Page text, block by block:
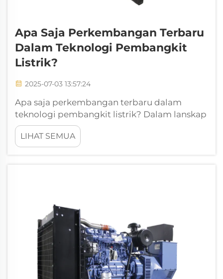
Apa Saja Perkembangan Terbaru
Dalam Teknologi Pembangkit
Listrik?
2025-07-03 13:57:24
Apa saja perkembangan terbaru dalam
teknologi pembangkit listrik? Dalam lanskap
energi global yang terus berkembang,
teknologi pembangkit listrik berada di garis
depan perubahan. Dengan tantangan ganda
LIHAT SEMUA